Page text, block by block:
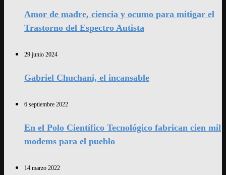
Amor de madre, ciencia y ocumo para mitigar el
Trastorno del Espectro Autista
29 junio 2024
Gabriel Chuchani, el incansable
6 septiembre 2022
En el Polo Científico Tecnológico fabrican cien mil
modems para el pueblo
14 marzo 2022